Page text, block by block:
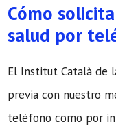
Cómo
salud por
El Institut Català de
previa con nuestro
teléfono como por